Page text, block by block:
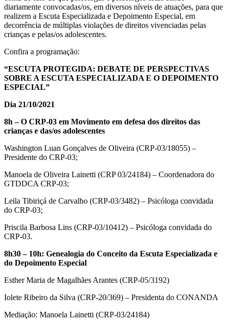
diariamente convocadas/os, em diversos níveis de atuações, para que
realizem a Escuta Especializada e Depoimento Especial, em
decorrência de múltiplas violações de direitos vivenciadas pelas
crianças e pelas/os adolescentes.
Confira a programação:
“ESCUTA PROTEGIDA: DEBATE DE PERSPECTIVAS
SOBRE A ESCUTA ESPECIALIZADA E O DEPOIMENTO
ESPECIAL”
Dia 21/10/2021
8h – O CRP-03 em Movimento em defesa dos direitos das
crianças e das/os adolescentes
Washington Luan Gonçalves de Oliveira (CRP-03/18055) –
Presidente do CRP-03;
Manoela de Oliveira Lainetti (CRP 03/24184) – Coordenadora do
GTDDCA CRP-03;
Leila Tibiriçá de Carvalho (CRP-03/3482) – Psicóloga convidada
do CRP-03;
Priscila Barbosa Lins (CRP-03/10412) – Psicóloga convidada do
CRP-03.
8h30 – 10h: Genealogia do Conceito da Escuta Especializada e
do Depoimento Especial
Esther Maria de Magalhães Arantes (CRP-05/3192)
Iolete Ribeiro da Silva (CRP-20/369) – Presidenta do CONANDA
Mediação: Manoela Lainetti (CRP-03/24184)